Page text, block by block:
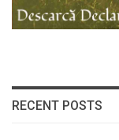
RECENT POSTS